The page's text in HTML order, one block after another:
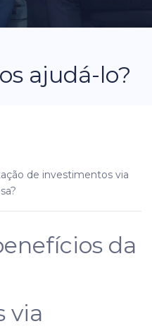
ajudá-lo?
de investimentos via
da
via